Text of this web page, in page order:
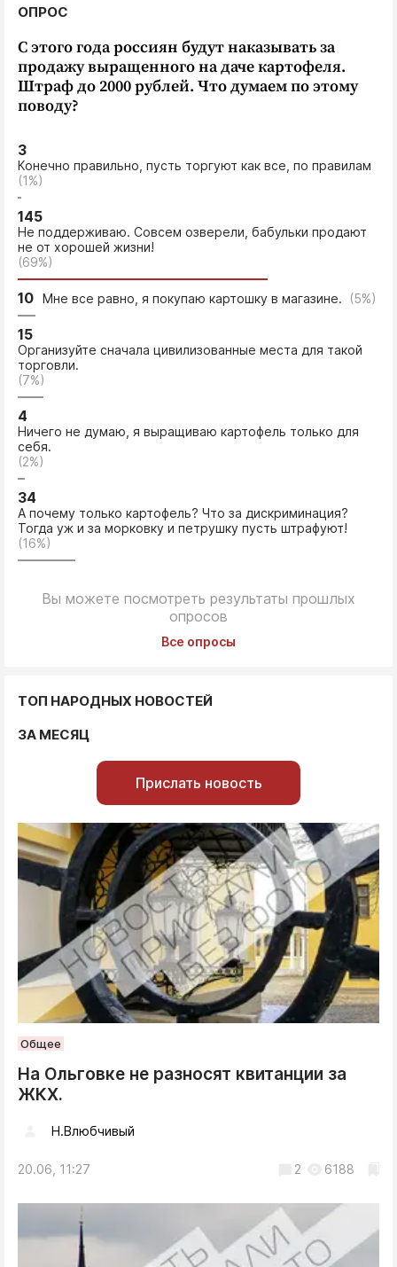
ОПРОС
С этого года россиян будут наказывать за
продажу выращенного на даче картофеля.
Штраф до 2000 рублей. Что думаем по этому
поводу?
3
Конечно правильно, пусть торгуют как все, по правилам
(1%)
145
Не поддерживаю. Совсем озверели, бабульки продают
не от хорошей жизни!
(69%)
10 Мне все равно, я покупаю картошку в магазине. (5%)
15
Организуйте сначала цивилизованные места для такой
торговли.
(7%)
4
Ничего не думаю, я выращиваю картофель только для
себя.
(2%)
34
А почему только картофель? Что за дискриминация?
Тогда уж и за морковку и петрушку пусть штрафуют!
(16%)
Вы можете посмотреть результаты прошлых
опросов
Все опросы
ТОП НАРОДНЫХ НОВОСТЕЙ
ЗА МЕСЯЦ
Прислать новость
Общее
На Ольговке не разносят квитанции за
ЖКХ.
Н.Влюбчивый
20.06, 11:27 2 6188